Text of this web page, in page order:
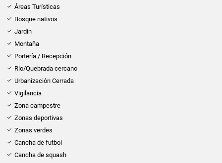
Áreas Turísticas
Bosque nativos
Jardín
Montaña
Portería / Recepción
Río/Quebrada cercano
Urbanización Cerrada
Vigilancia
Zona campestre
Zonas deportivas
Zonas verdes
Cancha de futbol
Cancha de squash